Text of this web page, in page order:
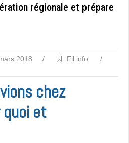
régionale et prépare
2018 / Fil info
/
chez
quoi et